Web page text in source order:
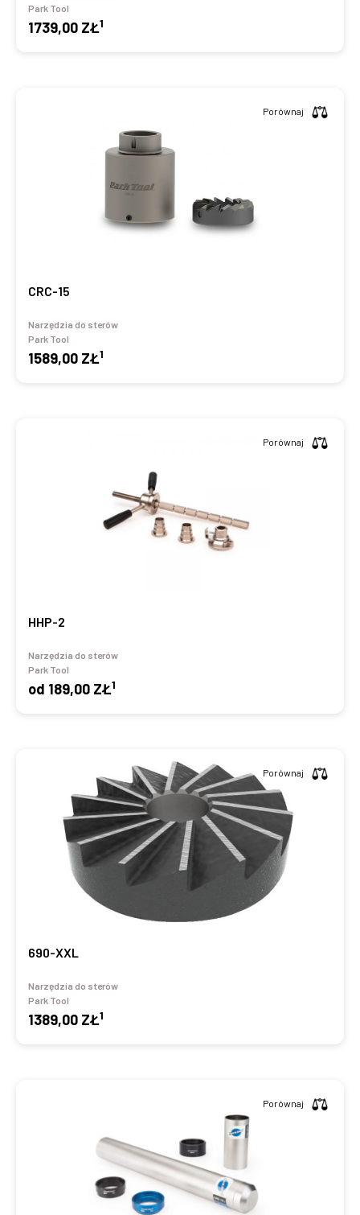
Park Tool
1739,00 ZŁ1
CRC-15
Narzędzia do sterów
Park Tool
1589,00 ZŁ1
Porównaj
HHP-2
Narzędzia do sterów
Park Tool
od 189,00 ZŁ1
Porównaj
690-XXL
Narzędzia do sterów
Park Tool
1389,00 ZŁ1
Porównaj
Porównaj